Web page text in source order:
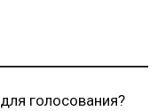
голосования?